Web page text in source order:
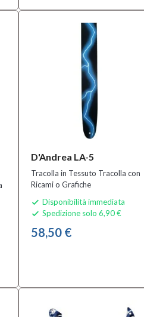
D'Andrea LA-5
Tracolla in Tessuto Tracolla con
Ricami o Grafiche
 Disponibilità immediata
 Spedizione solo 6,90 €
58,50 €